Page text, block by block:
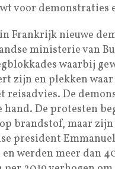
voor demonstraties
Frankrijk nieuwe
ministerie van
waarbij
zijn en plekken
De
De protesten
brandstof, maar
president
werden meer dan